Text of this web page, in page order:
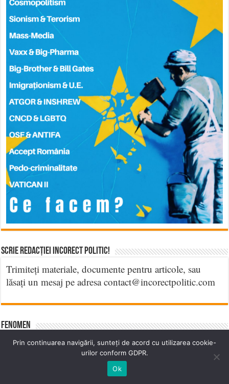
Scrie Redacției Incorect Politic!
Trimiteți materiale, documente pentru articole, sau
lăsați un mesaj pe adresa contact@incorectpolitic.com
Fenomen
CURAJ, ADEVĂR ȘI LIBERTATE! Senatorul Miron
Manega (S.O.S.) a propus abrogarea legilor delictului de
Prin continuarea navigării, sunteți de acord cu utilizarea cookie-
urilor conform GDPR.
Ok